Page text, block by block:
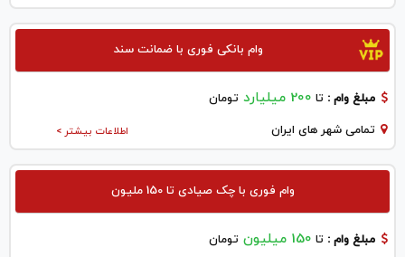
وام بانکی فوری با ضمانت سند
مبلغ وام : تا 200 میلیارد تومان
اطلاعات بیشتر > تمامی شهر های ایران
وام فوری با چک صیادی تا 150 ملیون
مبلغ وام : تا 150 میلیون تومان